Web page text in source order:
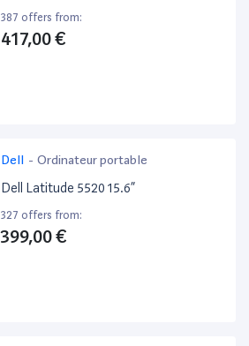
387 offers from:
417,00 €
Dell - Ordinateur portable
Dell Latitude 5520 15.6”
327 offers from:
399,00 €